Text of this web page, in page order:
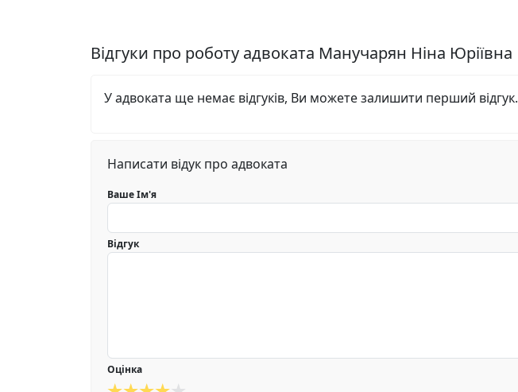
Відгуки про роботу адвоката Манучарян Ніна Юріївна
У адвоката ще немає відгуків, Ви можете залишити перший відгук.
Написати відук про адвоката
Ваше Ім'я
Відгук
Оцінка